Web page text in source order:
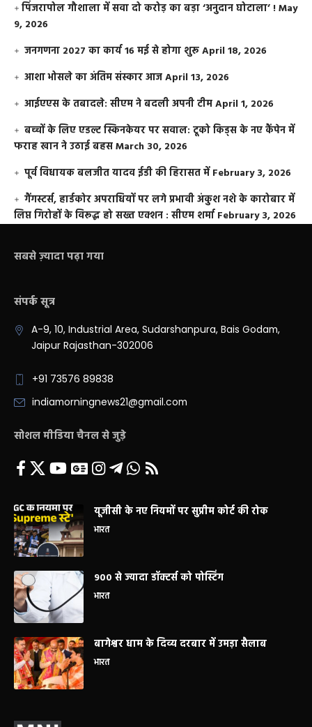
​पिंजरापोल गौशाला में सवा दो करोड़ का बड़ा ‘अनुदान घोटाला’ !May
9, 2026
जनगणना 2027 का कार्य 16 मई से होगा शुरूApril 18, 2026
आशा भोसले का अंतिम संस्कार आजApril 13, 2026
आईएएस के तबादले: सीएम ने बदली अपनी टीमApril 1, 2026
बच्चों के लिए एडल्ट स्किनकेयर पर सवाल: टूको किड्स के नए कैंपेन में
फराह खान ने उठाई बहसMarch 30, 2026
पूर्व विधायक बलजीत यादव ईडी की हिरासत में February 3, 2026
गैंगस्टर्स, हार्डकोर अपराधियों पर लगे प्रभावी अंकुश नशे के कारोबार में
लिप्त गिरोहों के विरूद्ध हो सख्त एक्शन : सीएम शर्मा February 3, 2026
सबसे ज़्यादा पढ़ा गया
संपर्क सूत्र
A-9, 10, Industrial Area, Sudarshanpura, Bais Godam,
Jaipur Rajasthan-302006
+91 73576 89838
indiamorningnews21@gmail.com
सोशल मीडिया चैनल से जुड़े
यूजीसी के नए नियमों पर सुप्रीम कोर्ट की रोक
भारत
900 से ज्यादा डॉक्टर्स को पोस्टिंग
भारत
बागेश्वर धाम के दिव्य दरबार में उमड़ा सैलाब
भारत